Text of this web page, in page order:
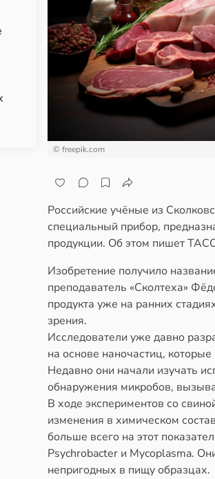
© freepik.com
Российские учёные из
специальный прибор,
продукции. Об этом пишет
Изобретение получило
преподаватель «Сколтеха»
продукта уже на ранних
зрения.
Исследователи уже давно
на основе наночастиц,
Недавно они начали изучать
обнаружения микробов,
В ходе экспериментов со
изменения в химическом
больше всего на этот
Psychrobacter и Mycoplasma.
непригодных в пищу образцах.